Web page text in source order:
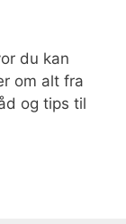
du kan
om alt fra
og tips til